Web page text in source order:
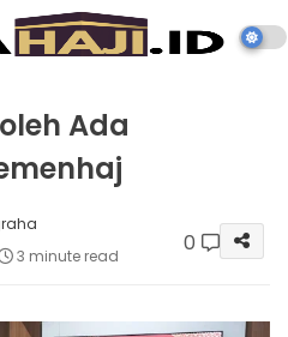
Ada
3 minute read 0